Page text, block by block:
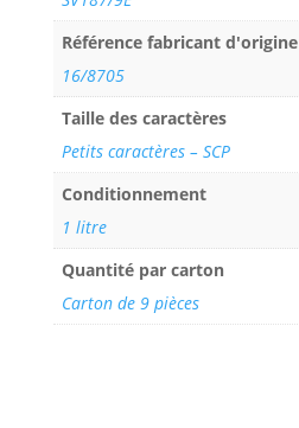
Référence fabricant d'origine
16/8705
Taille des caractères
Petits caractères – SCP
Conditionnement
1 litre
Quantité par carton
Carton de 9 pièces